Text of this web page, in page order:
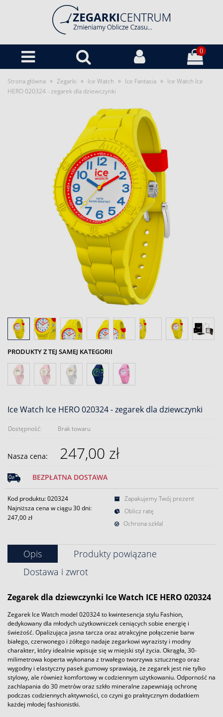
0
Strona główna » Zegarki » Ice Watch » Ice Fantasia » Ice Watch Ice
HERO 020324 - zegarek dla dziewczynki
PRODUKTY Z TEJ SAMEJ KATEGORII
Ice Watch Ice HERO 020324 - zegarek dla dziewczynki
Dostępność: Brak towaru
Nasza cena: 247,00 zł
BEZPŁATNA DOSTAWA
Kod produktu: 020324
Najniższa cena w ciągu 30 dni:
247,00 zł
Zapakujemy Twój prezent
Oblicz ratę
Ochrona szkła!
Opis
Produkty powiązane
Dostawa i zwrot
Zegarekdla dziewczynki Ice Watch ICE HERO 020324
Zegarek Ice Watch model 020324 to kwintesencja stylu Fashion,
dedykowany dla młodych użytkowniczek ceniących sobie energię i
świeżość. Opalizująca jasna tarcza oraz atrakcyjne połączenie barw
białego, czerwonego i żółtego nadaje zegarkowi wyrazisty i modny
charakter, który idealnie wpisuje się w miejski styl życia. Okrągła, 30-
milimetrowa koperta wykonana z trwałego tworzywa sztucznego oraz
wygodny i elastyczny pasek gumowy sprawiają, że zegarek jest nie tylko
stylowy, ale również komfortowy w codziennym użytkowaniu. Odporność na
zachlapania do 30 metrów oraz szkło mineralne zapewniają ochronę
podczas codziennych aktywności, co czyni go praktycznym dodatkiem
każdej młodej fashionistki.